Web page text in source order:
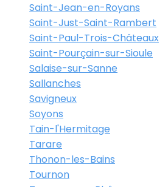
Saint-Jean-en-Royans
Saint-Just-Saint-Rambert
Saint-Paul-Trois-Châteaux
Saint-Pourçain-sur-Sioule
Salaise-sur-Sanne
Sallanches
Savigneux
Soyons
Tain-l'Hermitage
Tarare
Thonon-les-Bains
Tournon